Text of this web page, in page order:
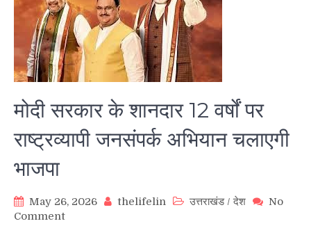
मोदी सरकार के शानदार 12 वर्षों पर
राष्ट्रव्यापी जनसंपर्क अभियान चलाएगी
भाजपा
May 26, 2026 thelifelin उत्तराखंड/देश
No
Commenton